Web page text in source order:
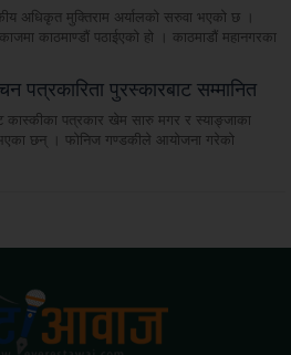
अधिकृत मुक्तिराम अर्यालको सरुवा भएको छ ।
काठमाण्डौं पठाईएको हो । काठमाडौं महानगरका
पत्रकारिता पुरस्कारबाट सम्मानित
कास्कीका पत्रकार खेम सारु मगर र स्याङ्जाका
भएका छन् । फोनिज गण्डकीले आयोजना गरेको